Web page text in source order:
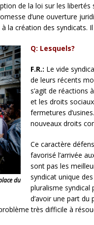
de la loi sur les
d’une ouverture
la création des syndicats.
du
Q: Lesquels?
F.R.: Le vide
de leurs récents
s’agit de réactions
et les droits
fermetures
nouveaux droits
Ce caractère
favorisé l’arrivée
sont pas les
syndicat unique
pluralisme syndical
d’avoir une part
très difficile à